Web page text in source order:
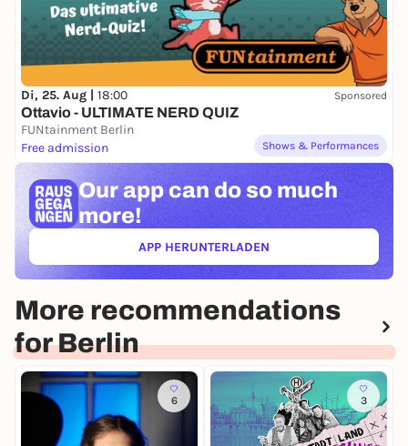
Di, 25. Aug | 18:00 Sponsored
Ottavio - ULTIMATE NERD QUIZ
FUNtainment Berlin
Free admission
Shows & Performances
Our app can do so much
more!
APP HERUNTERLADEN(ÖFFNET IN NEUEM TAB)
More recommendations
for Berlin
6 3